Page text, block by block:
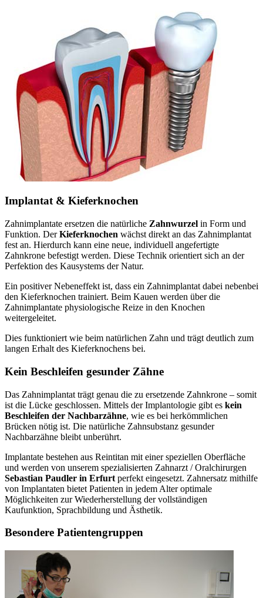
Implantat & Kieferknochen
Zahnimplantate ersetzen die natürliche Zahnwurzel in Form und
Funktion. DerKieferknochen wächst direkt an das Zahnimplantat
fest an. Hierdurch kann eine neue, individuell angefertigte
Zahnkrone befestigt werden. Diese Technik orientiert sich an der
Perfektion des Kausystems der Natur.
Ein positiver Nebeneffekt ist, dass ein Zahnimplantat dabei nebenbei
den Kieferknochen trainiert. Beim Kauen werden über die
Zahnimplantate physiologische Reize in den Knochen
weitergeleitet.
Dies funktioniert wie beim natürlichen Zahn und trägt deutlich zum
langen Erhalt des Kieferknochens bei.
Kein Beschleifen gesunder Zähne
Das Zahnimplantat trägt genau die zu ersetzende Zahnkrone – somit
ist die Lücke geschlossen. Mittels der Implantologie gibt es kein
Beschleifen der Nachbarzähne, wie es bei herkömmlichen
Brücken nötig ist. Die natürliche Zahnsubstanz gesunder
Nachbarzähne bleibt unberührt.
Implantate bestehen aus Reintitan mit einer speziellen Oberfläche
und werden von unserem spezialisierten Zahnarzt / Oralchirurgen
Sebastian Paudler in Erfurt perfekt eingesetzt. Zahnersatz mithilfe
von Implantaten bietet Patienten in jedem Alter optimale
Möglichkeiten zur Wiederherstellung der vollständigen
Kaufunktion, Sprachbildung und Ästhetik.
Besondere Patientengruppen